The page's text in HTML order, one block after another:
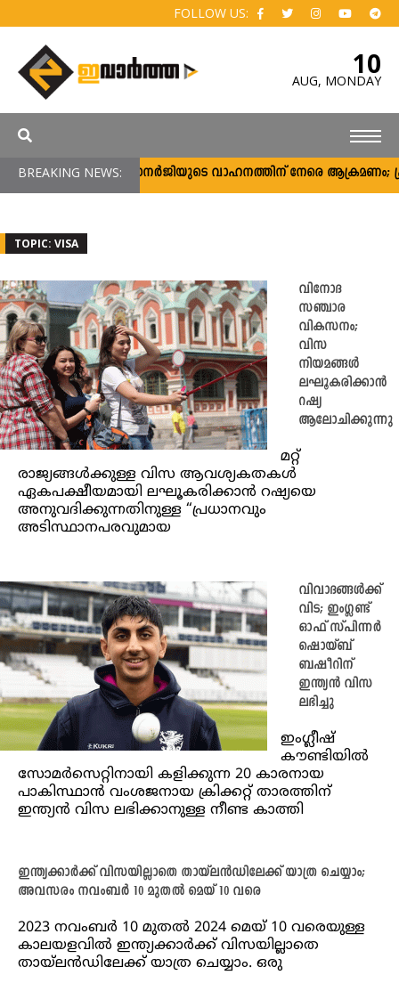
FOLLOW US:
10
AUG, MONDAY
BREAKING NEWS:
മമതാ ബാനര്‍ജിയുടെ വാഹനത്തിന് നേരെ ആക്രമണം;
TOPIC: VISA
വിനോദ
സഞ്ചാര
വികസനം;
വിസ
നിയമങ്ങൾ
ലഘൂകരിക്കാൻ
റഷ്യ
ആലോചിക്കുന്നു
മറ്റ്
രാജ്യങ്ങൾക്കുള്ള വിസ ആവശ്യകതകൾ
ഏകപക്ഷീയമായി ലഘൂകരിക്കാൻ റഷ്യയെ
അനുവദിക്കുന്നതിനുള്ള “പ്രധാനവും
അടിസ്ഥാനപരവുമായ
വിവാദങ്ങൾക്ക്
വിട; ഇംഗ്ലണ്ട്
ഓഫ് സ്പിന്നർ
ഷൊയ്ബ്
ബഷീറിന്
ഇന്ത്യൻ വിസ
ലഭിച്ചു
ഇംഗ്ലീഷ്
കൗണ്ടിയിൽ
സോമർസെറ്റിനായി കളിക്കുന്ന 20 കാരനായ
പാകിസ്ഥാൻ വംശജനായ ക്രിക്കറ്റ് താരത്തിന്
ഇന്ത്യൻ വിസ ലഭിക്കാനുള്ള നീണ്ട കാത്തി
ഇന്ത്യക്കാർക്ക് വിസയില്ലാതെ തായ്‌ലൻഡിലേക്ക് യാത്ര ചെയ്യാം;
അവസരം നവംബർ 10 മുതൽ മെയ് 10 വരെ
2023 നവംബർ 10 മുതൽ 2024 മെയ് 10 വരെയുള്ള
കാലയളവിൽ ഇന്ത്യക്കാർക്ക് വിസയില്ലാതെ
തായ്‌ലൻഡിലേക്ക് യാത്ര ചെയ്യാം. ഒരു